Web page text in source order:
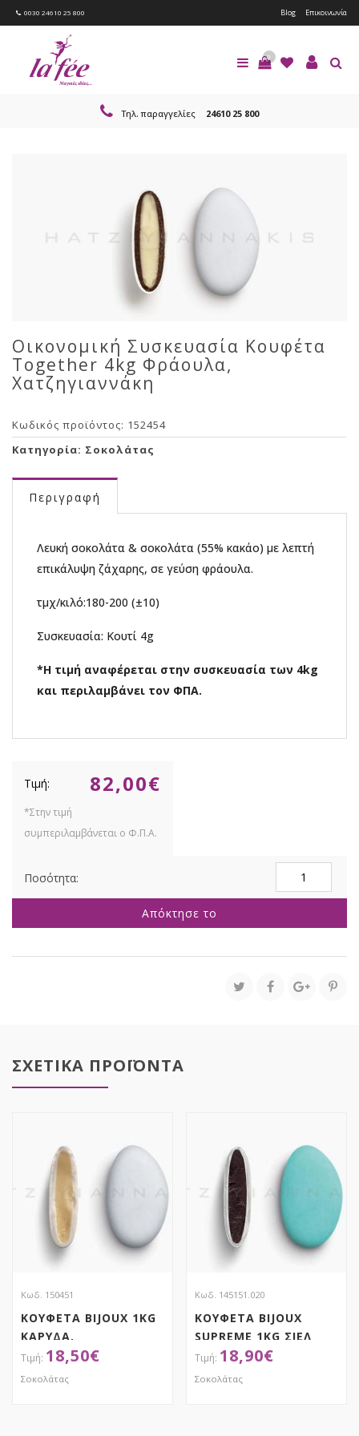
0030 24610 25 800 Blog Επικοινωνία
0
Τηλ. παραγγελίες 24610 25 800
Οικονομική Συσκευασία Κουφέτα
Together 4kg Φράουλα,
Χατζηγιαννάκη
Κωδικός προϊόντος: 152454
Κατηγορία: Σοκολάτας
Περιγραφή
Λευκή σοκολάτα & σοκολάτα (55% κακάο) με λεπτή
επικάλυψη ζάχαρης, σε γεύση φράουλα.
τμχ/κιλό:180-200 (±10)
Συσκευασία: Κουτί 4g
*Η τιμή αναφέρεται στην συσκευασία των 4kg
και περιλαμβάνει τον ΦΠΑ.
82,00€
συσκευασία
Κουφέτα
4kg
ποσότητα
Απόκτησε το
ΣΧΕΤΙΚΑ ΠΡΟΪΟΝΤΑ
Κωδ. 150451
ΚΟΥΦΕΤΑ BIJOUX 1KG
ΚΑΡΥΔΑ,
ΧΑΤΖΗΓΙΑΝΝΑΚΗ
18,50€
Σοκολάτας
Κωδ. 145151.020
ΚΟΥΦΕΤΑ BIJOUX
SUPREME 1KG ΣΙΕΛ
ΜΑΤ,
ΧΑΤΖΗΓΙΑΝΝΑΚΗ
18,90€
Σοκολάτας